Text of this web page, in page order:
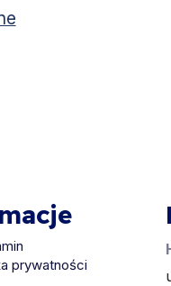
prywatności